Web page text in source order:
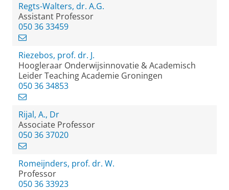
Regts-Walters, dr. A.G.
Assistant Professor
050 36 33459
Riezebos, prof. dr. J.
Hoogleraar Onderwijsinnovatie & Academisch
Leider Teaching Academie Groningen
050 36 34853
Rijal, A., Dr
Associate Professor
050 36 37020
Romeijnders, prof. dr. W.
Professor
050 36 33923